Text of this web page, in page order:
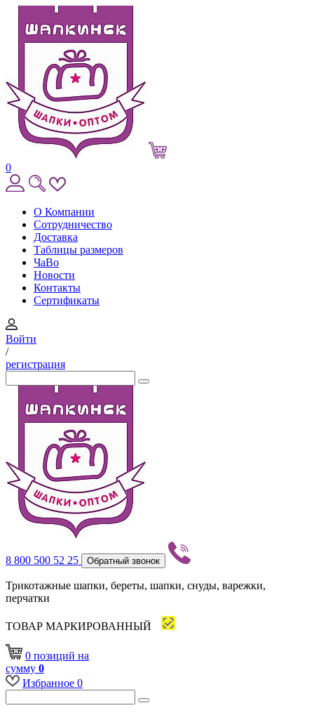
0
О Компании
Сотрудничество
Доставка
Таблицы размеров
ЧаВо
Новости
Контакты
Сертификаты
Войти
/
регистрация
8 800 500 52 25 Обратный звонок
Трикотажные шапки, береты, шапки, снуды, варежки,
перчатки
ТОВАР МАРКИРОВАННЫЙ
0 позиций на
сумму 0
Избранное 0